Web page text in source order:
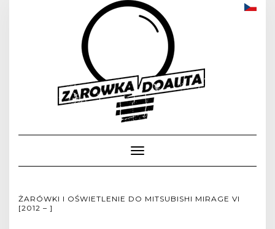
Toggle
Navigation
ŻARÓWKI I OŚWIETLENIE DO MITSUBISHI MIRAGE VI
[2012 – ]